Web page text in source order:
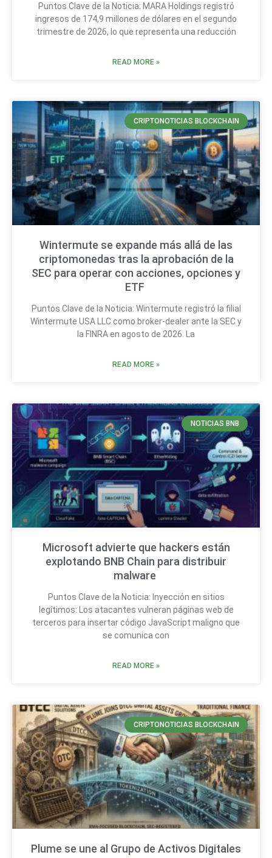
Puntos Clave de la Noticia: MARA Holdings registró
ingresos de 174,9 millones de dólares en el segundo
trimestre de 2026, lo que representa una reducción
READ MORE »
CRIPTONOTICIAS BLOCKCHAIN
Wintermute se expande más allá de las
criptomonedas tras la aprobación de la
SEC para operar con acciones, opciones y
ETF
Puntos Clave de la Noticia: Wintermute registró la filial
Wintermute USA LLC como broker-dealer ante la SEC y
la FINRA en agosto de 2026. La
READ MORE »
NOTICIAS BNB
Microsoft advierte que hackers están
explotando BNB Chain para distribuir
malware
Puntos Clave de la Noticia: Inyección en sitios
legítimos: Los atacantes vulneran páginas web de
terceros para insertar código JavaScript maligno que
se comunica con
READ MORE »
CRIPTONOTICIAS BLOCKCHAIN
Plume se une al Grupo de Activos Digitales